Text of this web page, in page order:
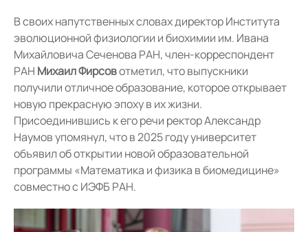
В своих напутственных словах директор Института
эволюционной физиологии и биохимии им. Ивана
Михайловича Сеченова РАН, член-корреспондент
РАН Михаил Фирсовотметил, что выпускники
получили отличное образование, которое открывает
новую прекрасную эпоху в их жизни.
Присоединившись к его речи ректор Александр
Наумов упомянул, что в 2025 году университет
объявил об открытии новой образовательной
программы «Математика и физика в биомедицине»
совместно с ИЭФБ РАН.